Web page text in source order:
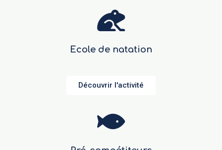
Ecole de natation
Découvrir l'activité